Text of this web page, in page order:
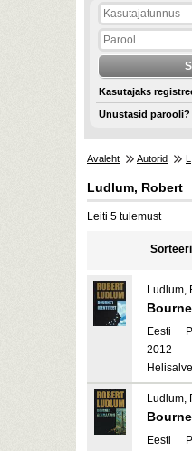
Kasutajaks
Unustasid parooli?
Avaleht Autorid L
Ludlum, Robert
Leiti 5 tulemust
Sorteeri
Ludlum,
Eesti
2012
Ludlum,
Eesti